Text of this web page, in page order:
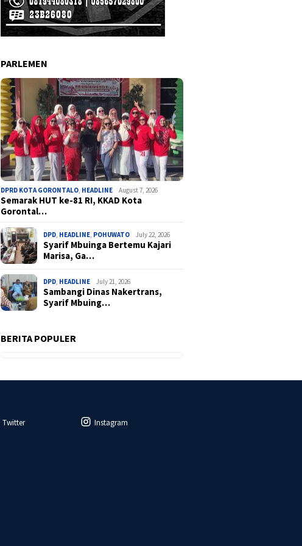
PARLEMEN
DPRD KOTA GORONTALO, HEADLINE August 7, 2026
Semarak HUT ke-81 RI, KKAD Kota
Gorontal…
DPD, HEADLINE, POHUWATO July 22, 2026
Syarif Mbuinga Bertemu Kajari
Marisa, Ga…
DPD, HEADLINE July 21, 2026
Sambangi Dinas Nakertrans,
Syarif Mbuing…
BERITA POPULER
Twitter
Instagram